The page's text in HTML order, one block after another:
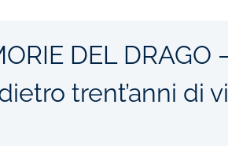
DEL
trent’anni di